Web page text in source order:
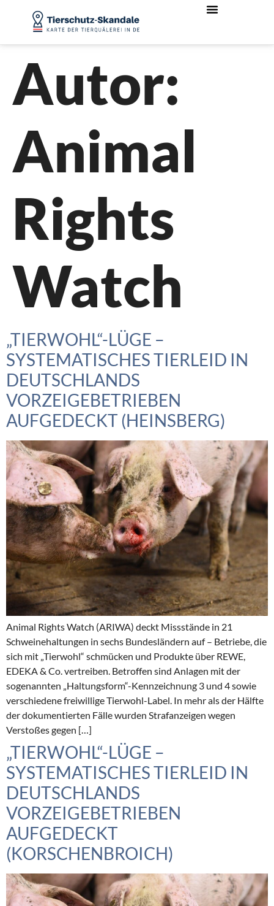
Autor:
Animal
Rights
Watch
„TIERWOHL“-LÜGE –
SYSTEMATISCHES TIERLEID IN
DEUTSCHLANDS
VORZEIGEBETRIEBEN
AUFGEDECKT (HEINSBERG)
Animal Rights Watch (ARIWA) deckt Missstände in 21
Schweinehaltungen in sechs Bundesländern auf – Betriebe, die
sich mit „Tierwohl“ schmücken und Produkte über REWE,
EDEKA & Co. vertreiben. Betroffen sind Anlagen mit der
sogenannten „Haltungsform“-Kennzeichnung 3 und 4 sowie
verschiedene freiwillige Tierwohl-Label. In mehr als der Hälfte
der dokumentierten Fälle wurden Strafanzeigen wegen
Verstoßes gegen […]
„TIERWOHL“-LÜGE –
SYSTEMATISCHES TIERLEID IN
DEUTSCHLANDS
VORZEIGEBETRIEBEN
AUFGEDECKT
(KORSCHENBROICH)